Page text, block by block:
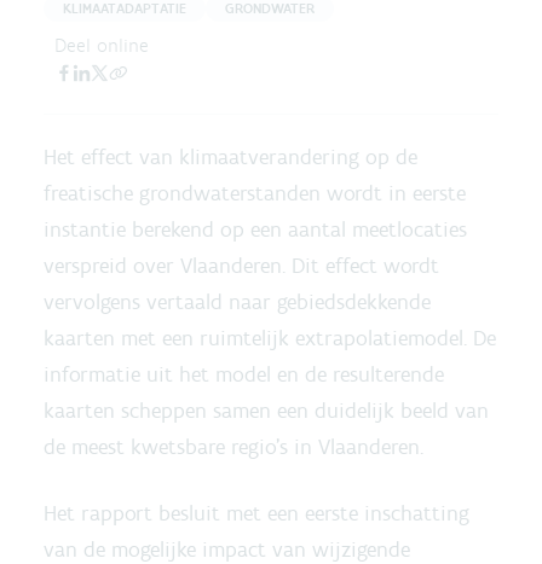
KLIMAATADAPTATIE GRONDWATER
Deel online
Het effect van klimaatverandering op de
freatische grondwaterstanden wordt in eerste
instantie berekend op een aantal meetlocaties
verspreid over Vlaanderen. Dit effect wordt
vervolgens vertaald naar gebiedsdekkende
kaarten met een ruimtelijk extrapolatiemodel. De
informatie uit het model en de resulterende
kaarten scheppen samen een duidelijk beeld van
de meest kwetsbare regio’s in Vlaanderen.
Het rapport besluit met een eerste inschatting
van de mogelijke impact van wijzigende